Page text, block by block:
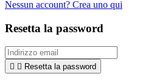
Nessun account? Crea uno qui
Resetta la password
  Resetta la password